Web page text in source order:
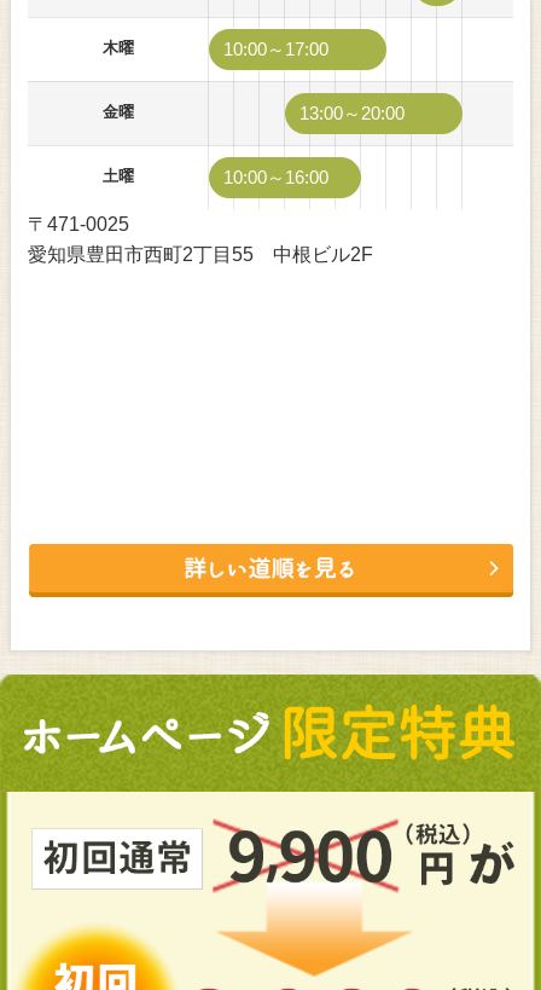
木曜 10:00～17:00
金曜 13:00～20:00
土曜 10:00～16:00
〒471-0025
愛知県豊田市西町2丁目55 中根ビル2F